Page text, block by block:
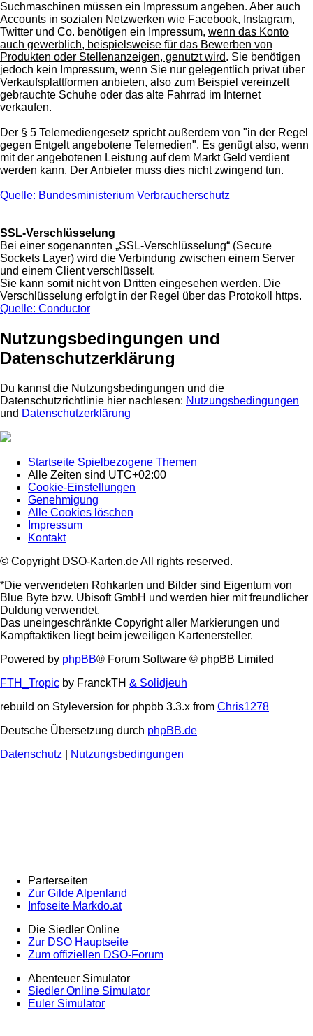
Suchmaschinen müssen ein Impressum angeben. Aber auch
Accounts in sozialen Netzwerken wie Facebook, Instagram,
Twitter und Co. benötigen ein Impressum, wenn das Konto
auch gewerblich, beispielsweise für das Bewerben von
Produkten oder Stellenanzeigen, genutzt wird. Sie benötigen
jedoch kein Impressum, wenn Sie nur gelegentlich privat über
Verkaufsplattformen anbieten, also zum Beispiel vereinzelt
gebrauchte Schuhe oder das alte Fahrrad im Internet
verkaufen.
Der § 5 Telemediengesetz spricht außerdem von "in der Regel
gegen Entgelt angebotene Telemedien". Es genügt also, wenn
mit der angebotenen Leistung auf dem Markt Geld verdient
werden kann. Der Anbieter muss dies nicht zwingend tun.
Quelle: Bundesministerium Verbraucherschutz
SSL-Verschlüsselung
Bei einer sogenannten „SSL-Verschlüsselung“ (Secure
Sockets Layer) wird die Verbindung zwischen einem Server
und einem Client verschlüsselt.
Sie kann somit nicht von Dritten eingesehen werden. Die
Verschlüsselung erfolgt in der Regel über das Protokoll https.
Quelle: Conductor
Nutzungsbedingungen und
Datenschutzerklärung
Du kannst die Nutzungsbedingungen und die
Datenschutzrichtlinie hier nachlesen: Nutzungsbedingungen
und Datenschutzerklärung
Startseite Spielbezogene Themen
Alle Zeiten sind UTC+02:00
Cookie-Einstellungen
Genehmigung
Alle Cookies löschen
Impressum
Kontakt
© Copyright DSO-Karten.de All rights reserved.
*Die verwendeten Rohkarten und Bilder sind Eigentum von
Blue Byte bzw. Ubisoft GmbH und werden hier mit freundlicher
Duldung verwendet.
Das uneingeschränkte Copyright aller Markierungen und
Kampftaktiken liegt beim jeweiligen Kartenersteller.
Powered by phpBB® Forum Software © phpBB Limited
FTH_Tropic by FranckTH & Solidjeuh
rebuild on Styleversion for phpbb 3.3.x from Chris1278
Deutsche Übersetzung durch phpBB.de
Datenschutz
Nutzungsbedingungen
Parterseiten
Zur Gilde Alpenland
Infoseite Markdo.at
Die Siedler Online
Zur DSO Hauptseite
Zum offiziellen DSO-Forum
Abenteuer Simulator
Siedler Online Simulator
Euler Simulator